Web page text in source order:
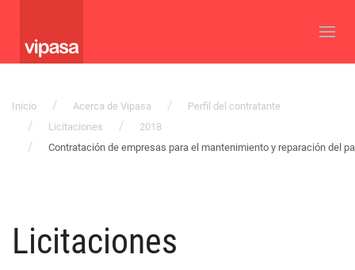
Inicio Acerca de Vipasa
Perfil del contratante
Licitaciones
2018
Contratación de empresas para el mantenimiento y reparación del
Licitaciones